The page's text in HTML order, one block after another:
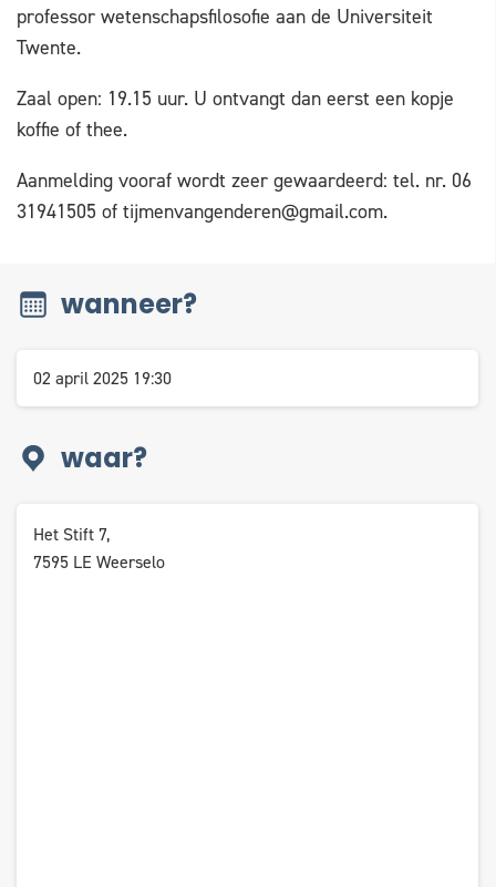
professor wetenschapsfilosofie aan de Universiteit
Twente.
Zaal open: 19.15 uur. U ontvangt dan eerst een kopje
koffie of thee.
Aanmelding vooraf wordt zeer gewaardeerd: tel. nr. 06
31941505 of tijmenvangenderen@gmail.com.
wanneer?
02 april 2025 19:30
waar?
Het Stift 7,
7595 LE Weerselo